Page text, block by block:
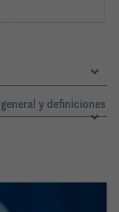
y definiciones